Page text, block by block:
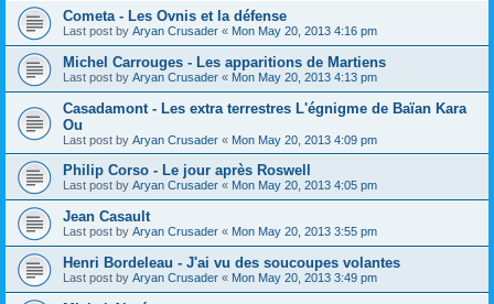
Cometa - Les Ovnis et la défense
Last post by Aryan Crusader « Mon May 20, 2013 4:16 pm
Michel Carrouges - Les apparitions de Martiens
Last post by Aryan Crusader « Mon May 20, 2013 4:13 pm
Casadamont - Les extra terrestres L'égnigme de Baïan Kara
Ou
Last post by Aryan Crusader « Mon May 20, 2013 4:09 pm
Philip Corso - Le jour après Roswell
Last post by Aryan Crusader « Mon May 20, 2013 4:05 pm
Jean Casault
Last post by Aryan Crusader « Mon May 20, 2013 3:55 pm
Henri Bordeleau - J'ai vu des soucoupes volantes
Last post by Aryan Crusader « Mon May 20, 2013 3:49 pm